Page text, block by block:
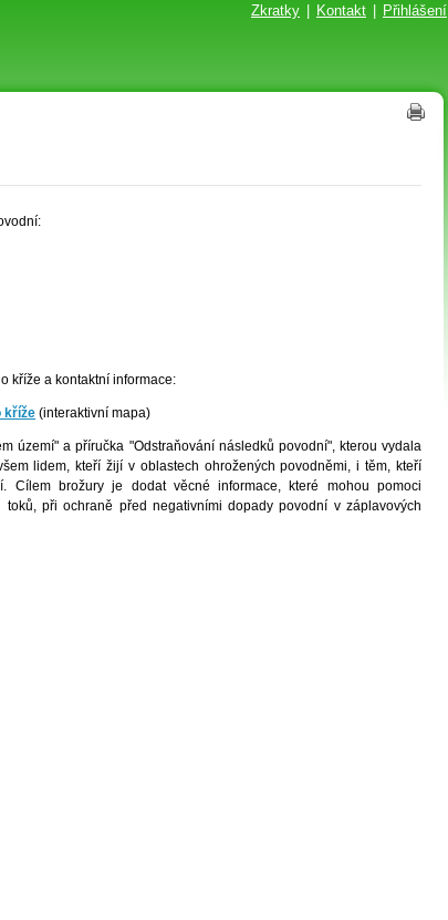
Zkratky Kontakt Přihlášení
kříže a kontaktní informace:
kříže (interaktivní mapa)
území" a příručka "Odstraňování následků povodní", kterou vydala
lidem, kteří žijí v oblastech ohrožených povodněmi, i těm, kteří
brožury je dodat věcné informace, které mohou pomoci
při ochraně před negativními dopady povodní v záplavových